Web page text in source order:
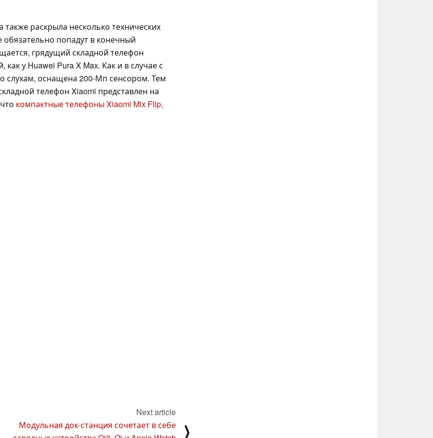
раскрыла несколько технических
обязательно попадут в конечный
грядущий складной телефон
у Huawei Pura X Max. Как и в случае с
слухам, оснащена 200-Мп сенсором. Тем
телефон Xiaomi представлен на
компактные телефоны Xiaomi Mix Flip,
Next article
Модульная док-станция сочетает в себе
⟩